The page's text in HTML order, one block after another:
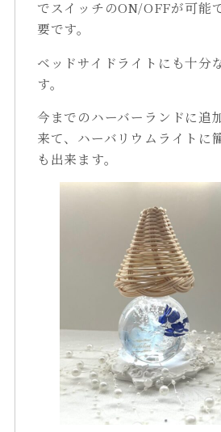
でスイッチのON/OFFが可能
要です。
ベッドサイドライトにも十分
す。
今までのハーバーランドに追
来て、ハーバリウムライトに
も出来ます。